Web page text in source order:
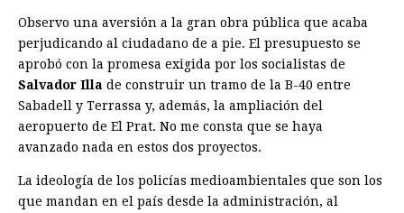
Observo una aversión a la gran obra pública que acaba
perjudicando al ciudadano de a pie. El presupuesto se
aprobó con la promesa exigida por los socialistas de
Salvador Illa de construir un tramo de la B-40 entre
Sabadell y Terrassa y, además, la ampliación del
aeropuerto de El Prat. No me consta que se haya
avanzado nada en estos dos proyectos.
La ideología de los policías medioambientales que son los
que mandan en el país desde la administración, al